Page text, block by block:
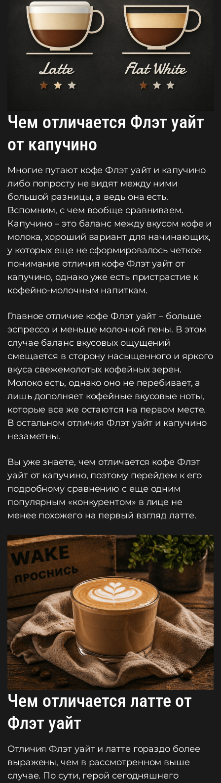
Чем отличается Флэт уайт
от капучино
Многие путают кофе Флэт уайт и капучино
либо попросту не видят между ними
большой разницы, а ведь она есть.
Вспомним, с чем вообще сравниваем.
Капучино – это баланс между вкусом кофе и
молока, хороший вариант для начинающих,
у которых еще не сформировалось четкое
понимание отличия кофе Флэт уайт от
капучино, однако уже есть пристрастие к
кофейно-молочным напиткам.
Главное отличие кофе Флэт уайт – больше
эспрессо и меньше молочной пены. В этом
случае баланс вкусовых ощущений
смещается в сторону насыщенного и яркого
вкуса свежемолотых кофейных зерен.
Молоко есть, однако оно не перебивает, а
лишь дополняет кофейные вкусовые ноты,
которые все же остаются на первом месте.
В остальном отличия Флэт уайт и капучино
незаметны.
Вы уже знаете, чем отличается кофе Флэт
уайт от капучино, поэтому перейдем к его
подробному сравнению с еще одним
популярным «конкурентом» в лице не
менее похожего на первый взгляд латте.
Чем отличается латте от
Флэт уайт
Отличия Флэт уайт и латте гораздо более
выражены, чем в рассмотренном выше
случае. По сути, герой сегодняшнего